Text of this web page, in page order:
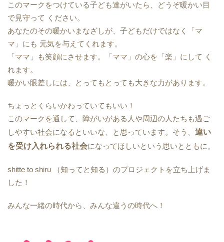
このマークをつけている子ども達がいたら、どうぞ暖かい目
で見守って ください。
あなたのその暖かいまなざしが、子どもだけではなく「マ
マ」にも 元気を与えてくれます。
「ママ」も笑顔にさせます。「ママ」の心を「楽」にして く
れます。
暖かい眼差しには、とってもとっても大きな力があります。
ちょっとくらいかわっていてもいい！
このマークを通して、障がいがある人や周辺の人たちも過ご
しやすい社会になるといいな、と思っています。そう、 違い
を受け入れられる社会になってほしいという思いとともに。
shitte to shiru （知ってと知る）のプロジェクトを立ち上げま
した！
みんな一緒の時代から、みんな違うの時代へ！